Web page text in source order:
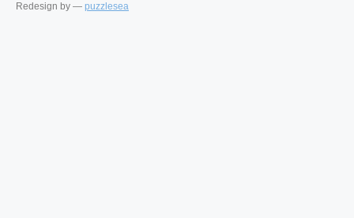
Redesign by — puzzlesea